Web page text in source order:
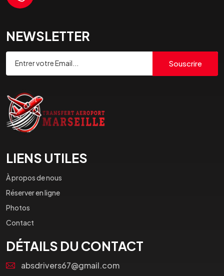
NEWSLETTER
Souscrire
LIENS UTILES
À propos de nous
Réserver en ligne
Photos
Contact
DÉTAILS DU CONTACT
absdrivers67@gmail.com